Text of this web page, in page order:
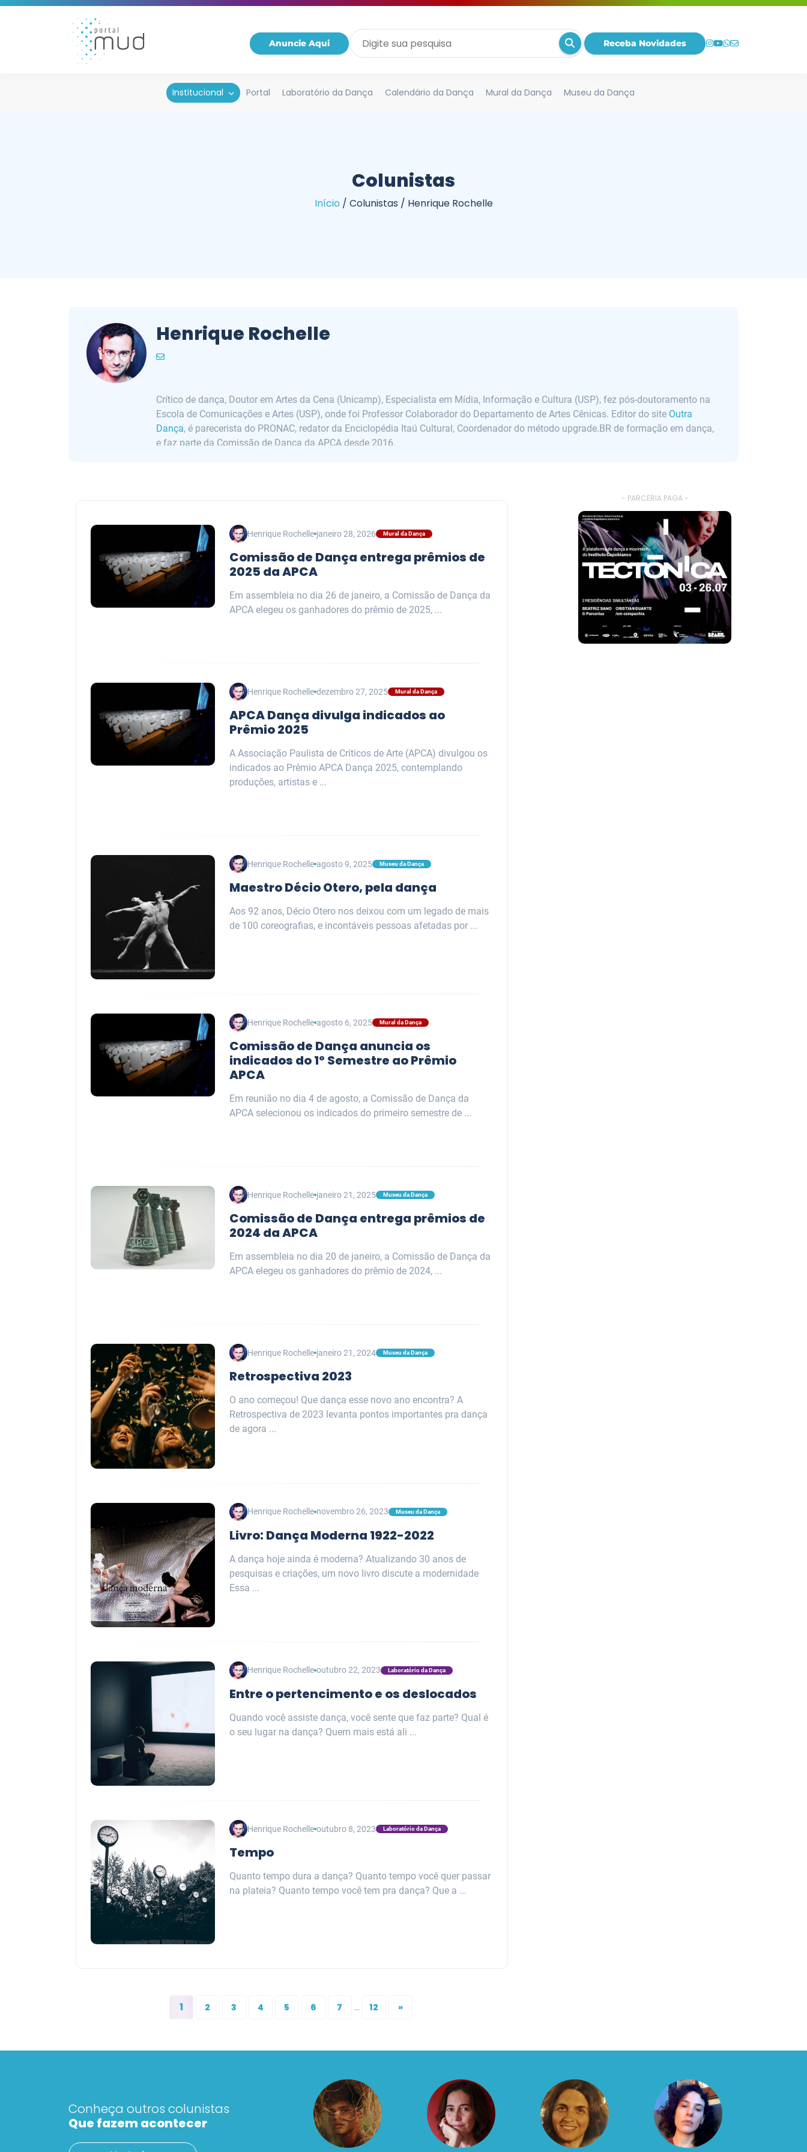
Anuncie Aqui Receba Novidades
Institucional Portal Laboratório da Dança Calendário da Dança Mural da Dança Museu da Dança
Colunistas
Início / Colunistas / Henrique Rochelle
Henrique Rochelle
Crítico de dança, Doutor em Artes da Cena (Unicamp), Especialista em Mídia, Informação e Cultura (USP), fez pós-doutoramento na
Escola de Comunicações e Artes (USP), onde foi Professor Colaborador do Departamento de Artes Cênicas. Editor do site Outra
Dança, é parecerista do PRONAC, redator da Enciclopédia Itaú Cultural, Coordenador do método upgrade.BR de formação em dança,
e faz parte da Comissão de Dança da APCA desde 2016.
Henrique Rochelle janeiro 28, 2026 Mural da Dança
Comissão de Dança entrega prêmios de
2025 da APCA
Em assembleia no dia 26 de janeiro, a Comissão de Dança da
APCA elegeu os ganhadores do prêmio de 2025, ...
Henrique Rochelle dezembro 27, 2025 Mural da Dança
APCA Dança divulga indicados ao
Prêmio 2025
A Associação Paulista de Críticos de Arte (APCA) divulgou os
indicados ao Prêmio APCA Dança 2025, contemplando
produções, artistas e ...
Henrique Rochelle agosto 9, 2025 Museu da Dança
Maestro Décio Otero, pela dança
Aos 92 anos, Décio Otero nos deixou com um legado de mais
de 100 coreografias, e incontáveis pessoas afetadas por ...
Henrique Rochelle agosto 6, 2025 Mural da Dança
Comissão de Dança anuncia os
indicados do 1º Semestre ao Prêmio
APCA
Em reunião no dia 4 de agosto, a Comissão de Dança da
APCA selecionou os indicados do primeiro semestre de ...
Henrique Rochelle janeiro 21, 2025 Museu da Dança
Comissão de Dança entrega prêmios de
2024 da APCA
Em assembleia no dia 20 de janeiro, a Comissão de Dança da
APCA elegeu os ganhadores do prêmio de 2024, ...
Henrique Rochelle janeiro 21, 2024 Museu da Dança
Retrospectiva 2023
O ano começou! Que dança esse novo ano encontra? A
Retrospectiva de 2023 levanta pontos importantes pra dança
de agora ...
Henrique Rochelle novembro 26, 2023 Museu da Dança
Livro: Dança Moderna 1922-2022
A dança hoje ainda é moderna? Atualizando 30 anos de
pesquisas e criações, um novo livro discute a modernidade
Essa ...
Henrique Rochelle outubro 22, 2023 Laboratório da Dança
Entre o pertencimento e os deslocados
Quando você assiste dança, você sente que faz parte? Qual é
o seu lugar na dança? Quem mais está ali ...
Henrique Rochelle outubro 8, 2023 Laboratório da Dança
Tempo
Quanto tempo dura a dança? Quanto tempo você quer passar
na plateia? Quanto tempo você tem pra dança? Que a ...
1 2 3 4 5 6 7 ... 12 »
- PARCERIA PAGA -
Conheça outros colunistas
Que fazem acontecer